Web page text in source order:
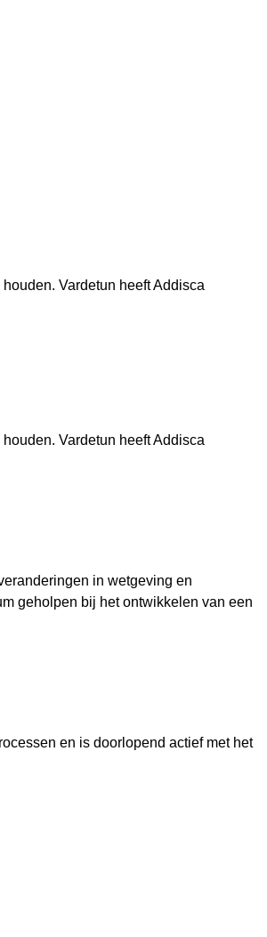
Vardetun heeft Addisca
Vardetun heeft Addisca
in wetgeving en
geholpen bij het ontwikkelen van een
en is doorlopend actief met het